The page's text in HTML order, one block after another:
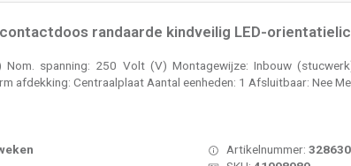
randaarde kindveilig LED-
spanning: 250 Volt (V) Montagewijze: Inbouw
afdekking: Centraalplaat Aantal eenheden: 1 Afsluitbaar: Nee
Artikelnummer:328630